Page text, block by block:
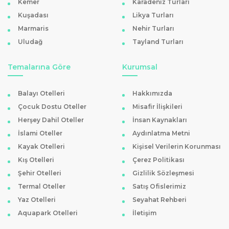
aktiviteleri ve oyun alanlarıyla ailelerin rahat etmesini
sağlar. Çocukların yemek ve uyku saatlerine göre
düzenlenmiş programlar, tatilinizi daha huzurlu hale getirir.
Birçok ekonomik Kıbrıs oteli, çevreye duyarlı işletme
anlayışını benimser. Enerji tasarruflu sistemler, atık
ayrıştırma ve yeşil alanlara verilen önem bu tesislerde
standarttır. Denize yürüme mesafesindeki oteller,
sabahları Akdeniz’in serin sularında yüzme imkanı
sunarken, doğa dostu tesisler huzurlu bir atmosferde
konaklama sağlar. Bu özellikleriyleekonomik Kıbrıs
otelleri, hem çevreci hem de hesaplı tatil arayanlar için
mükemmel bir tercihtir.
Rezervasyon ve Güvenli Ödeme
Kemer
Kuşadası
Marmaris
Uludağ
Karadeniz Turları
Likya Turları
Nehir Turları
Tayland Turları
Temalarına Göre
Balayı Otelleri
Çocuk Dostu Oteller
Herşey Dahil Oteller
İslami Oteller
Kayak Otelleri
Kış Otelleri
Şehir Otelleri
Termal Oteller
Yaz Otelleri
Aquapark Otelleri
Kurumsal
Hakkımızda
Misafir İlişkileri
İnsan Kaynakları
Aydınlatma Metni
Kişisel Verilerin Korunması
Çerez Politikası
Gizlilik Sözleşmesi
Satış Ofislerimiz
Seyahat Rehberi
İletişim